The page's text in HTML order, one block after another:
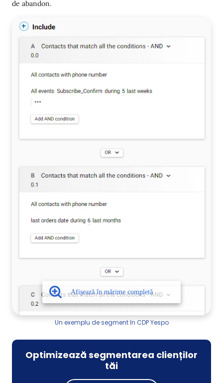
de abandon.
Un exemplu de segment în CDP Yespo
Optimizează segmentarea clienților
tăi